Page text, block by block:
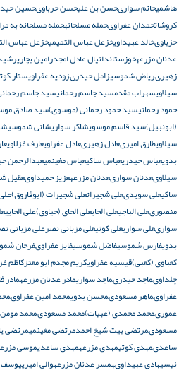
هاشمىحاتم سوارىحسن بن علیحسن حرباوىحسین
کروشاتحمدان عفراوىحمله مسلحانهحمله مسلحانه به
حزباوىخالد عبیداویخزعل عباس التمیمیخزعل عباس
عدنان مزرعهخوزستاندانیال عادل امجدرامین بچاری
زهیرىریاض شموسیزامل حیدرىزودیه عفراویستار
سیلاویسهراب مقدمسید جاسم رحمانىسید جاسم
حمود رحمانىسید حمود رحمانى (موسوى)سید صادق
(ابونبیل)سید قاسم موسویشاکر سواریشانی شموسی
سیلاویطارق اميرىعادل زهیرىعادل عفراویعارف غزلاوی
بدویعباس حیدریعباس ساکىعباس مغینمیعبدالرحمن
سیلاوىعدنان سوارىعدنان مزرعهعزیز حمیداوىعقیل
ساکىعلى سویدىعلى شجیراتعلى شجیرات (ابوفاروق)
منصورىعلی الباجیعلی الحایعلی الحای (حیاوی)علی الحایی
سوارىعلی سواریعلی کوتىعلی مزبانی نصرعلی مزبانی
بدویفارس شموسیفاضل شموسیفایز عفراوىفرحان
کعباوى (کعبى)قیسیه عفراویكريم مجدم ابو معتزکاظم
چلداوىماجد حیدرىماجد سواریمادر عدنان مزرعهمادر
عفراوىماهر مسعودىمحسن بدویمحمد امین عفراوى
عمورىمحمد محمدى (عبیات)محمد مسعودىمحمد
مسعودىمرتضى بیت شیخ احمدمرتضى مغینمیمرتضى
ساعدىمهدى کوتىمهدى مزرعهمهدی ساعدیموسى
نیسیهادى عبیداوىهمسر عدنان مزرعهوالی امیری